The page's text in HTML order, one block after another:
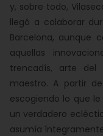
y, sobre todo,
llegó a colaborar
Barcelona, aunque
aquellas
trencadís, arte
maestro. A partir
escogiendo lo que
un verdadero
asumía